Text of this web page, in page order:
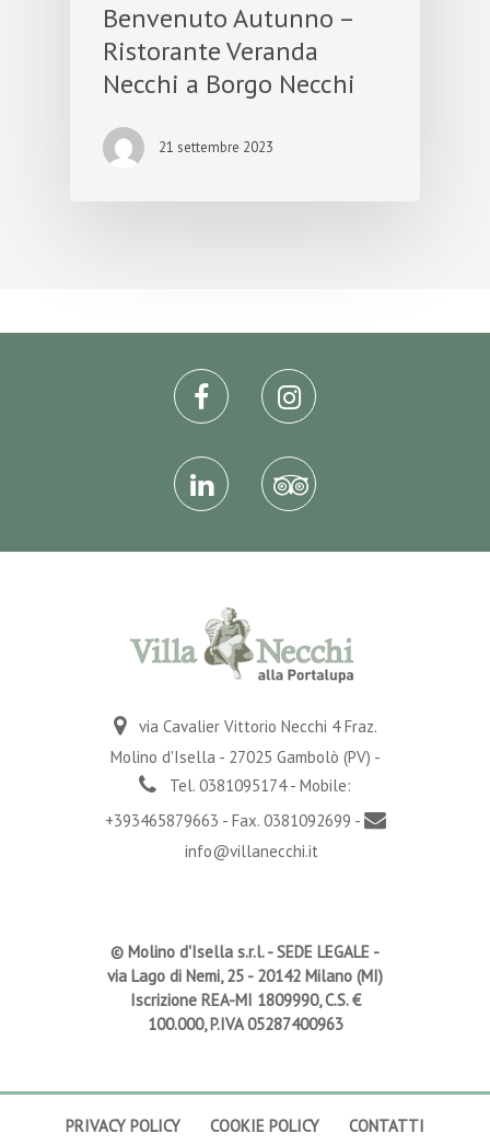
Benvenuto Autunno –
Ristorante Veranda
Necchi a Borgo Necchi
21 settembre 2023
via Cavalier Vittorio Necchi 4 Fraz.
Molino d'Isella - 27025 Gambolò (PV) -
Tel. 0381095174 - Mobile:
+393465879663 - Fax. 0381092699 -
info@villanecchi.it
© Molino d'Isella s.r.l. -SEDE LEGALE -
via Lago di Nemi, 25 - 20142 Milano (MI)
Iscrizione REA-MI 1809990, C.S. €
100.000, P.IVA 05287400963
PRIVACY POLICY COOKIE POLICY CONTATTI